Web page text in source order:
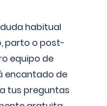
habitual
parto o post-
equipo de
encantado de
tus preguntas